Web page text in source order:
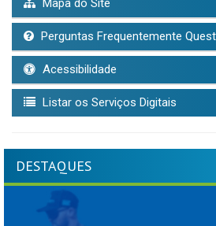
Mapa do Site
Perguntas Frequentemente
Acessibilidade
Listar os Serviços Digitais
DESTAQUES